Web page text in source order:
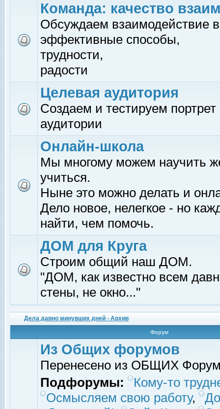
Команда: качество
Обсуждаем взаимодействие
эффективные способы,
трудности,
радости
Целевая аудитория
Создаем и тестируем
аудитории
Онлайн-школа
Мы многому можем научить
учиться.
Ныне это можно делать и
Дело новое, нелегкое - но
найти, чем помочь.
ДОМ для Круга
Строим общий наш ДОМ.
"ДОМ, как известно всем
стены, не окно..."
Дела давно минувших дней - Архив
Форум
Из Общих форумов
Перенесено из ОБЩИХ
Подфорумы:
Кому-то
Осмысляем свою работу,